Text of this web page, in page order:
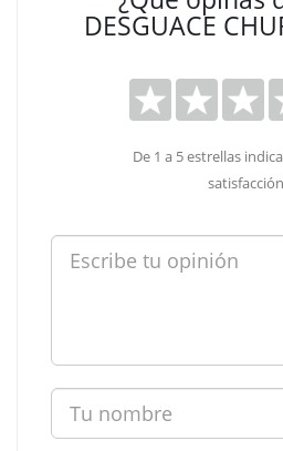
DESGUACE
De 1 a 5 estrellas